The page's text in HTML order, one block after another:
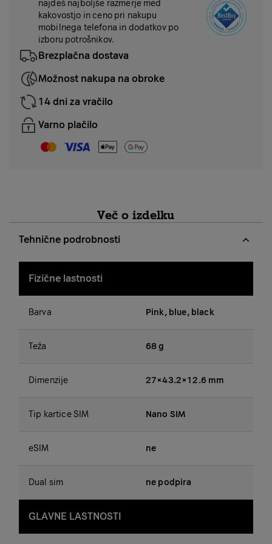
najdeš najboljše razmerje med
kakovostjo in ceno pri nakupu
mobilnega telefona in dodatkov po
izboru potrošnikov.
Brezplačna dostava
Možnost nakupa na obroke
14 dni za vračilo
Varno plačilo
Več o izdelku
Tehnične podrobnosti
Fizične lastnosti
Barva Pink, blue, black
Teža 68 g
Dimenzije 27×43.2×12.6 mm
Tip kartice SIM Nano SIM
eSIM ne
Dual sim ne podpira
GLAVNE LASTNOSTI